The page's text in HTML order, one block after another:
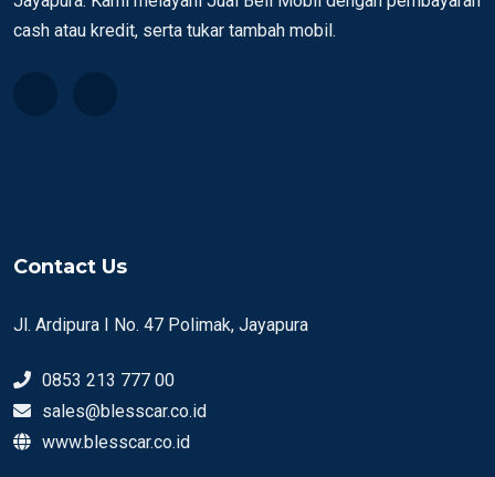
cash atau kredit, serta tukar tambah mobil.
Contact Us
Jl. Ardipura I No. 47 Polimak, Jayapura
0853 213 777 00
sales@blesscar.co.id
www.blesscar.co.id